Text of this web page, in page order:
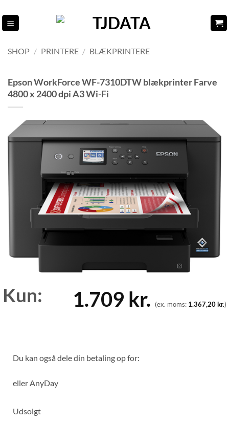
til
indhold
SHOP / PRINTERE / BLÆKPRINTERE
Epson WorkForce WF-7310DTW blækprinter Farve
4800 x 2400 dpi A3 Wi-Fi
Kun: 1.709 kr. (ex. moms: 1.367,20kr.)
Du kan også dele din betaling op for:
ellerAnyDay
Udsolgt